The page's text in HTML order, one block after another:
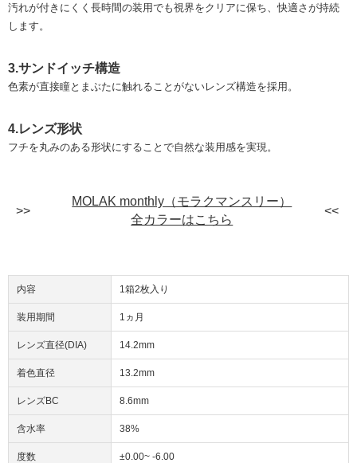
汚れが付きにくく長時間の装用でも視界をクリアに保ち、快適さが持続
します。
3.サンドイッチ構造
色素が直接瞳とまぶたに触れることがないレンズ構造を採用。
4.レンズ形状
フチを丸みのある形状にすることで自然な装用感を実現。
MOLAK monthly（モラクマンスリー）
全カラーはこちら
内容 1箱2枚入り
装用期間 1ヵ月
レンズ直径(DIA) 14.2mm
着色直径 13.2mm
レンズBC 8.6mm
含水率 38%
度数 ±0.00~ -6.00